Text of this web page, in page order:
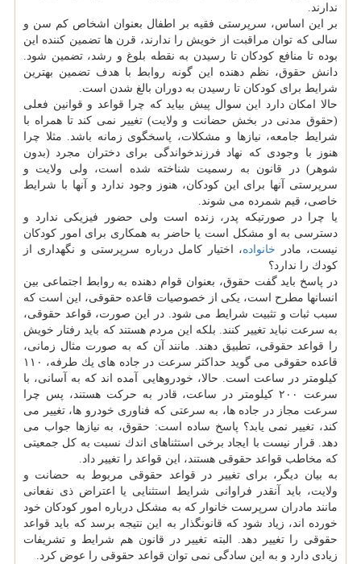
ندارند.
بر این اساس، سرپرستی فقیه بر اطفال بعنوان اشخاص كم سن و
سالی كه توان مراقبت از خویش را ندارند، قرن ها تضمین كننده این
بوده تا منافع كودكان تا رسیدن به نقطه بلوغ و رشد، تضمین شود.
دانش حقوق، نظم دهنده این گونه روابط با هدف تضمین بهترین
شرایط برای كودكان تا رسیدن به دوران بالغ شدن است.
حالا امكان دارد این سوال پیش بیاید كه چرا قواعد و قوانین فعلی
(حقوق مدنی در بخش حضانت و ولایت) تغییر نمی كند تا همراه با
شرایط جامعه، نیازها و مشكلات، پاسخگوی زمانه باشد. مثلا چرا
هنوز با وجودی كه نهاد فرزندخواندگی برای دختران مجرد (بدون
شوهر) در قانون به رسمیت شناخته شده است، ولی ولایت و
سرپرستی آنها برای این كودكان، هنوز وجود ندارد و آنها با شرایط
خاصی، قیم شمرده می شوند.
یا چرا در صورتیكه پدر، زنده است ولی حضور فیزیكی ندارد و
دسترسی به او مشكل است یا حاضر به همكاری برای امور كودكان
نیست، مادر خانواده، اختیار كامل درباره سرپرستی و نگهداری از
كودك را ندارد؟
در پاسخ باید گفت حقوق، بعنوان قوام دهنده به روابط اجتماعی بین
انسانها مطرح است، یكی از خصوصیات قاعده حقوقی، این است كه
سبب ثبات و تثبیت شرایط می شود. در این صورت، قواعد حقوقی،
به سرعت نباید تغییر كنند. بلكه این مردم هستند كه باید رفتار خویش
را قواعد حقوقی، تطبیق دهند. مانند آن كه به صورت مثال زمانی،
قاعده حقوقی می گوید حداكثر سرعت در جاده های یك طرفه، ۱۱۰
كیلومتر در ساعت است. حالا، خودروهایی آمده اند كه به آسانی، با
سرعت ۲۰۰ كیلومتر در ساعت، قادر به حركت هستند، پس چرا
سرعت مجاز در جاده ها، به سرعتی كه فناوری خودرو ها، تغییر می
كند، تغییر نمی یابد؟ پاسخ ساده است: حقوق، به نیازها جواب می
دهد. قرار نیست با ایجاد برخی استثناهای اندك نسبت به كل جمعیتی
كه مخاطب قواعد حقوقی هستند، این قواعد را تغییر داد.
به بیان دیگر، برای تغییر در قواعد حقوقی مربوط به حضانت و
ولایت، باید آنقدر فراوانی شرایط استثنایی یا اعتراض ذی نفعانی
مانند مادران سرپرست خانوار كه به مشكل درباره امور كودكان خود
خورده اند، زیاد شود كه قانونگذار به این نتیجه برسد كه باید قواعد
حقوقی را تغییر دهد. البته تغییر در قانون هم شرایط و تشریفات
زیادی دارد و به این سادگی نمی توان قواعد حقوقی را عوض كرد.